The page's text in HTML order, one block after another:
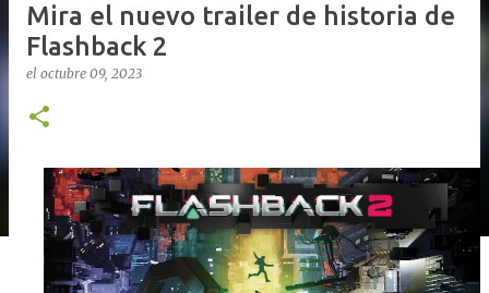
Mira el nuevo trailer de historia de
Flashback 2
el octubre 09, 2023